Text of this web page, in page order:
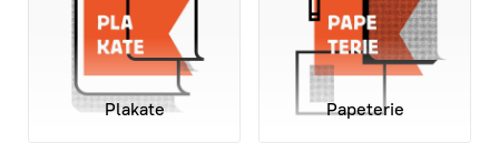
Plakate Papeterie